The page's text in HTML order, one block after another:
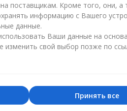
Цветы в коробке
поставщикам. Кроме того, они, а
информацию с Вашего
данные.
Ваши данные на
изменить свой выбор позже по
Принять все